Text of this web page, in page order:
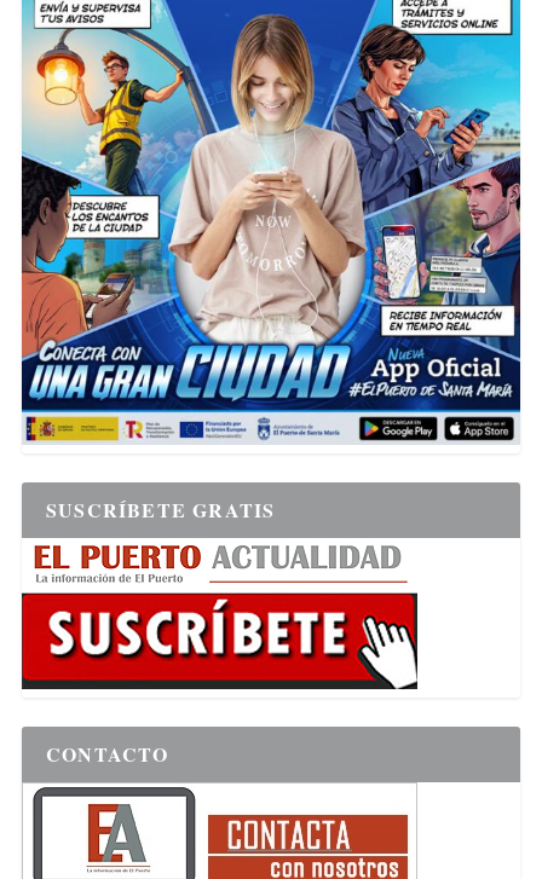
SUSCRÍBETE GRATIS
CONTACTO